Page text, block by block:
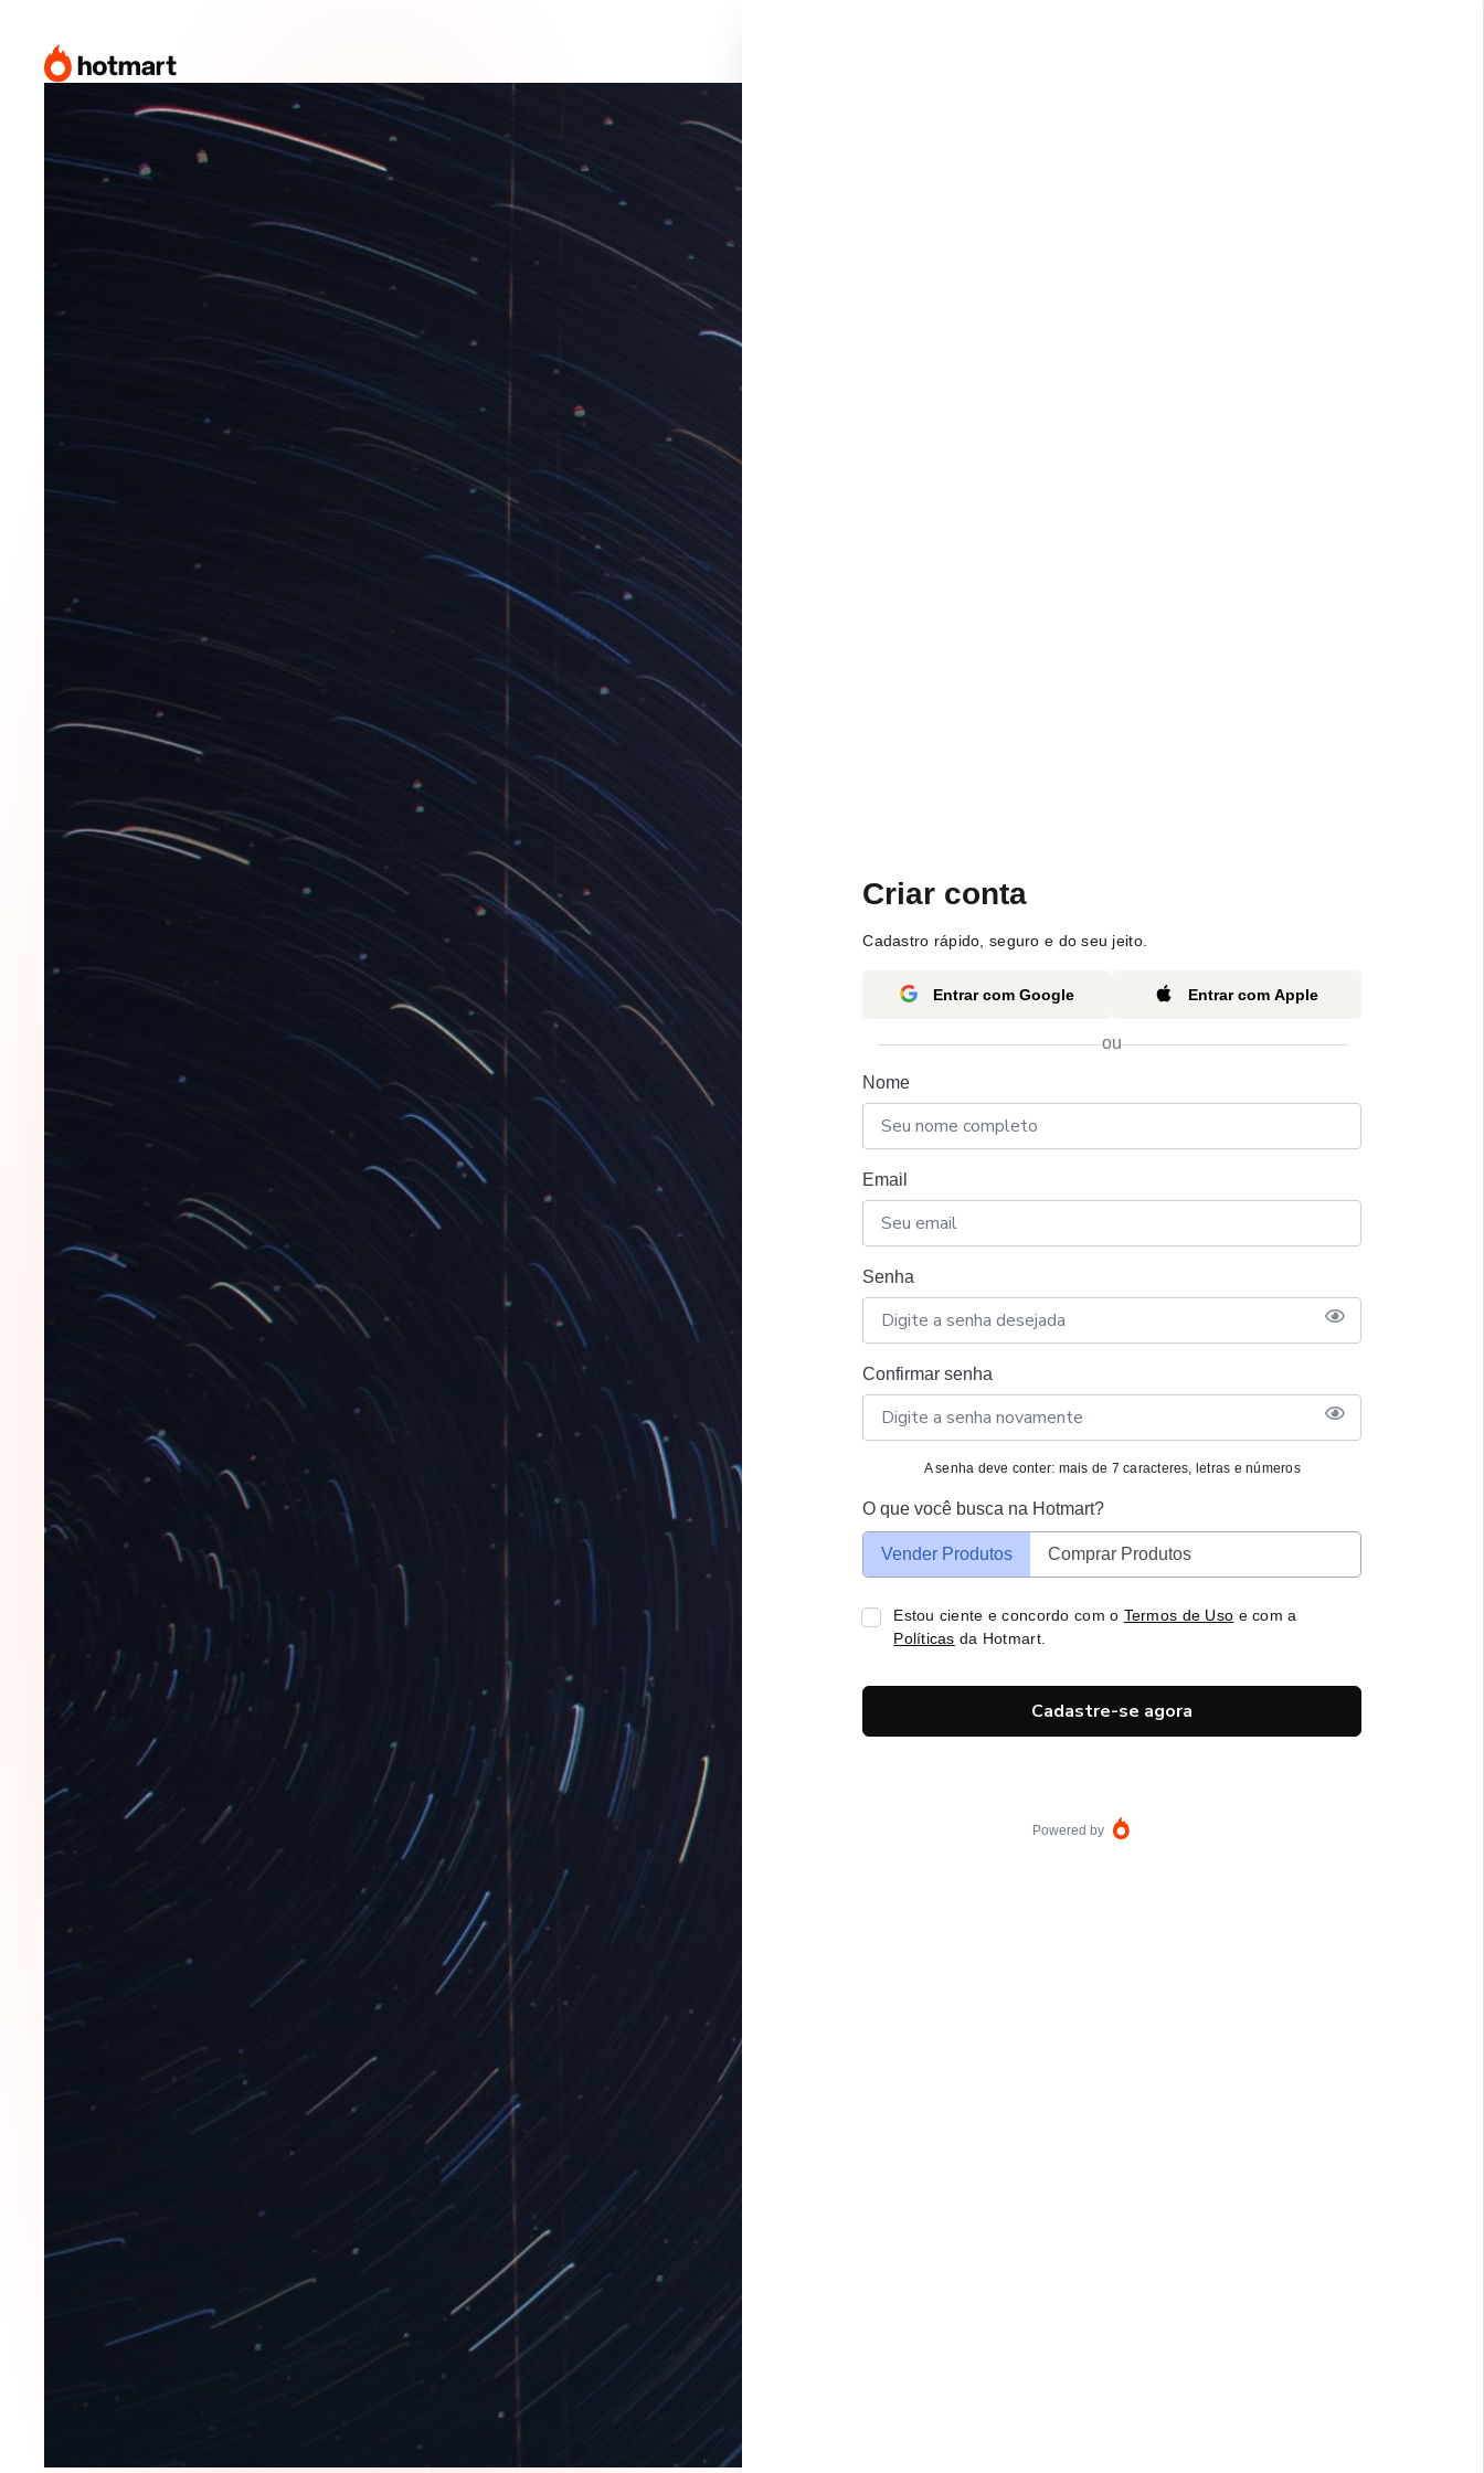
Criar conta
Cadastro rápido, seguro e do seu jeito.
Entrar com Google Entrar com Apple
ou
Nome
Email
Senha
Confirmar senha
A senha deve conter: mais de 7 caracteres, letras e números
O que você busca na Hotmart?
Vender Produtos Comprar Produtos
Estou ciente e concordo com o Termos de Uso e com a
Políticas da Hotmart.
Cadastre-se agora
Powered by